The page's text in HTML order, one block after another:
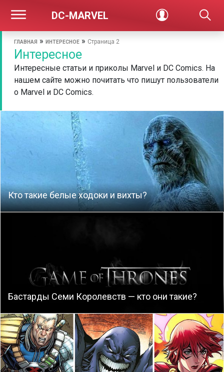
DC-MARVEL
ГЛАВНАЯ » ИНТЕРЕСНОЕ » Страница 2
Интересное
Интересные статьи и приколы Marvel и DC Comics. На
нашем сайте можно почитать что пишут пользователи
о Marvel и DC Comics.
Кто такие белые ходоки и вихты?
Бастарды Семи Королевств — кто они такие?